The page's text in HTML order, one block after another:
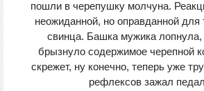
пошли в черепушку молчуна.
неожиданной, но оправданной для
свинца. Башка мужика лопнула,
брызнуло содержимое черепной
скрежет, ну конечно, теперь уже
рефлексов зажал